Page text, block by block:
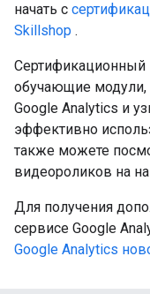
начать с
Skillshop .
Сертификационный
обучающие модули,
Google Analytics и
эффективно
также можете
видеороликов на
Для получения
сервисе Google
Google Analytics